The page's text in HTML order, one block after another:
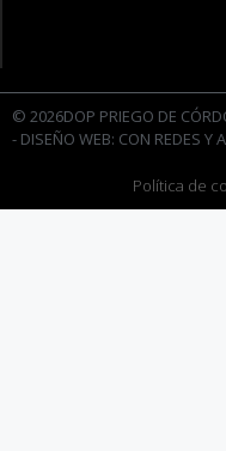
© 2026DOP PRIEGO DE
- DISEÑO WEB: CON REDES Y
Política de